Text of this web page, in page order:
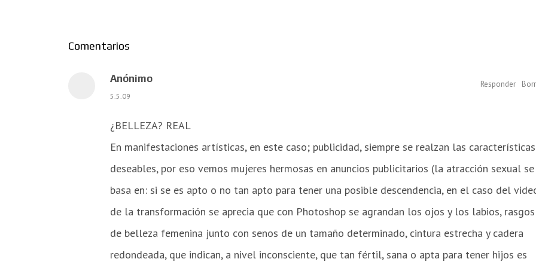
Comentarios
Anónimo
5.5.09
¿BELLEZA? REAL
En manifestaciones artísticas, en este caso; publicidad, siempre se realzan las características
deseables, por eso vemos mujeres hermosas en anuncios publicitarios (la atracción sexual se
basa en: si se es apto o no tan apto para tener una posible descendencia, en el caso del
de la transformación se aprecia que con Photoshop se agrandan los ojos y los labios, rasgos
de belleza femenina junto con senos de un tamaño determinado, cintura estrecha y cadera
redondeada, que indican, a nivel inconsciente, que tan fértil, sana o apta para tener hijos es
Responder